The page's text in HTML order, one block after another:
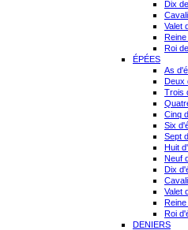
Dix
Valet
Roi
ÉPÉES
As
Deux
Trois
Cinq
Six
Sept
Huit
Neuf
Dix
Valet
Roi
DENIERS